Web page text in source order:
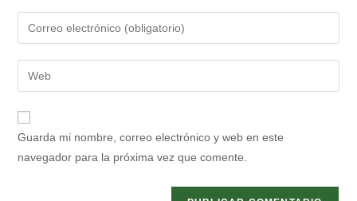
nombre
de
usuario
para
comentar
tu
dirección
de
electrónico
para
comentar
la
URL
Guarda mi nombre, correo electrónico y web en este
navegador para la próxima vez que comente.